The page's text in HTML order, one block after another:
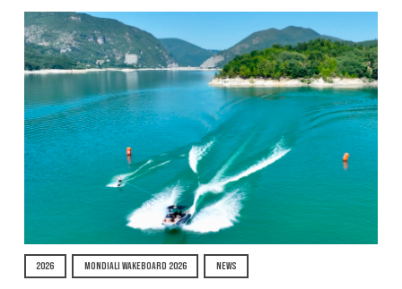
2026 MONDIALI WAKEBOARD 2026 NEWS